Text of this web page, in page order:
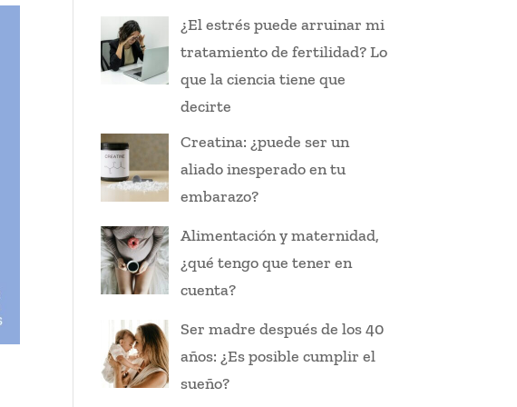
¿El estrés puede arruinar mi
tratamiento de fertilidad? Lo
que la ciencia tiene que
decirte
Creatina: ¿puede ser un
aliado inesperado en tu
embarazo?
Alimentación y maternidad,
¿qué tengo que tener en
cuenta?
Ser madre después de los 40
años: ¿Es posible cumplir el
sueño?